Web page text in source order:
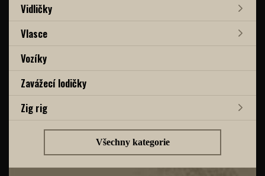
Vidličky
Vlasce
Vozíky
Zavážecí lodičky
Zig rig
Všechny kategorie